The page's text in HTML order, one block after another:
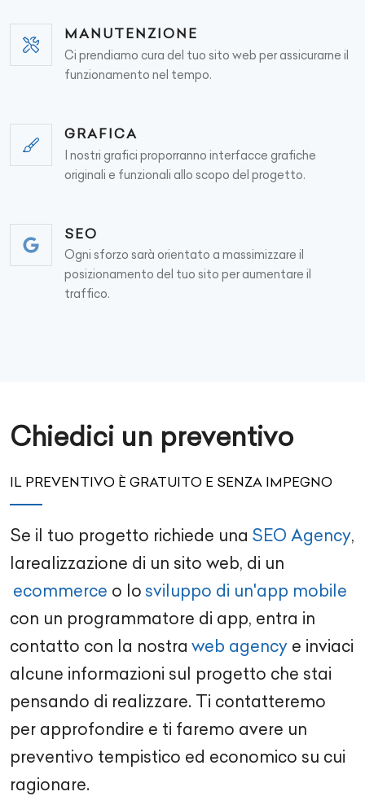
MANUTENZIONE
Ci prendiamo cura del tuo sito web per assicurarne il
funzionamento nel tempo.
GRAFICA
I nostri grafici proporranno interfacce grafiche
originali e funzionali allo scopo del progetto.
SEO
Ogni sforzo sarà orientato a massimizzare il
posizionamento del tuo sito per aumentare il
traffico.
Chiedici un preventivo
IL PREVENTIVO È GRATUITO E SENZA IMPEGNO
Se il tuo progetto richiede una SEO Agency,
larealizzazione di un sito web, di un
ecommerce o lo sviluppo di un'app mobile
con un programmatore di app, entra in
contatto con la nostra web agency e inviaci
alcune informazioni sul progetto che stai
pensando di realizzare. Ti contatteremo
per approfondire e ti faremo avere un
preventivo tempistico ed economico su cui
ragionare.